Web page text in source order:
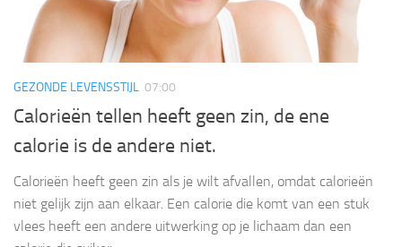
GEZONDE LEVENSSTIJL 07:00
Calorieën tellen heeft geen zin, de ene
calorie is de andere niet.
Calorieën heeft geen zin als je wilt afvallen, omdat calorieën
niet gelijk zijn aan elkaar. Een calorie die komt van een stuk
vlees heeft een andere uitwerking op je lichaam dan een